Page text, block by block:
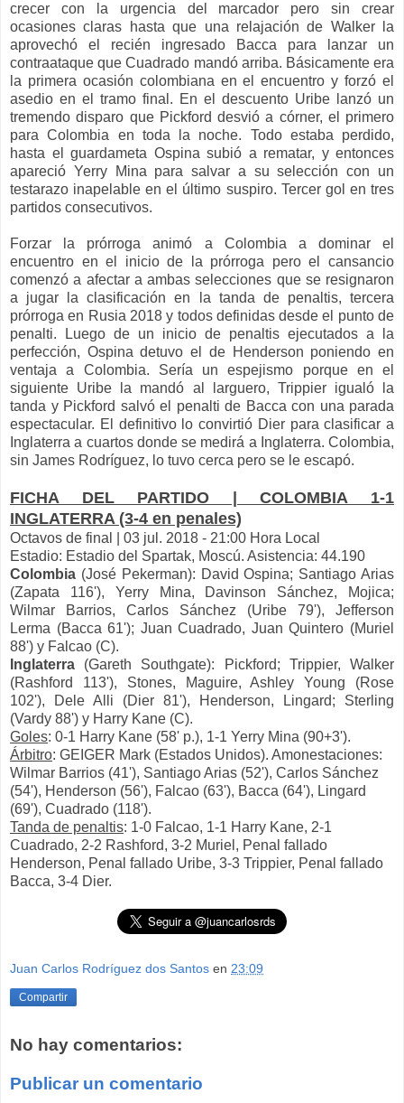
crecer con la urgencia del marcador pero sin crear
ocasiones claras hasta que una relajación de Walker la
aprovechó el recién ingresado Bacca para lanzar un
contraataque que Cuadrado mandó arriba. Básicamente era
la primera ocasión colombiana en el encuentro y forzó el
asedio en el tramo final. En el descuento Uribe lanzó un
tremendo disparo que Pickford desvió a córner, el primero
para Colombia en toda la noche. Todo estaba perdido,
hasta el guardameta Ospina subió a rematar, y entonces
apareció Yerry Mina para salvar a su selección con un
testarazo inapelable en el último suspiro. Tercer gol en tres
partidos consecutivos.
Forzar la prórroga animó a Colombia a dominar el
encuentro en el inicio de la prórroga pero el cansancio
comenzó a afectar a ambas selecciones que se resignaron
a jugar la clasificación en la tanda de penaltis, tercera
prórroga en Rusia 2018 y todos definidas desde el punto de
penalti. Luego de un inicio de penaltis ejecutados a la
perfección, Ospina detuvo el de Henderson poniendo en
ventaja a Colombia. Sería un espejismo porque en el
siguiente Uribe la mandó al larguero, Trippier igualó la
tanda y Pickford salvó el penalti de Bacca con una parada
espectacular. El definitivo lo convirtió Dier para clasificar a
Inglaterra a cuartos donde se medirá a Inglaterra. Colombia,
sin James Rodríguez, lo tuvo cerca pero se le escapó.
FICHA DEL PARTIDO | COLOMBIA 1-1
INGLATERRA (3-4 en penales)
Octavos de final | 03 jul. 2018 - 21:00 Hora Local
Estadio: Estadio del Spartak, Moscú. Asistencia: 44.190
Colombia (José Pekerman): David Ospina; Santiago Arias
(Zapata 116'), Yerry Mina, Davinson Sánchez, Mojica;
Wilmar Barrios, Carlos Sánchez (Uribe 79'), Jefferson
Lerma (Bacca 61'); Juan Cuadrado, Juan Quintero (Muriel
88') y Falcao (C).
Inglaterra (Gareth Southgate): Pickford; Trippier, Walker
(Rashford 113'), Stones, Maguire, Ashley Young (Rose
102'), Dele Alli (Dier 81'), Henderson, Lingard; Sterling
(Vardy 88') y Harry Kane (C).
Goles: 0-1 Harry Kane (58' p.), 1-1 Yerry Mina (90+3').
Árbitro: GEIGER Mark (Estados Unidos). Amonestaciones:
Wilmar Barrios (41'), Santiago Arias (52'), Carlos Sánchez
(54'), Henderson (56'), Falcao (63'), Bacca (64'), Lingard
(69'), Cuadrado (118').
Tanda de penaltis: 1-0 Falcao, 1-1 Harry Kane, 2-1
Cuadrado, 2-2 Rashford, 3-2 Muriel, Penal fallado
Henderson, Penal fallado Uribe, 3-3 Trippier, Penal fallado
Bacca, 3-4 Dier.
Juan Carlos Rodríguez dos Santos en 23:09
Compartir
No hay comentarios:
Publicar un comentario